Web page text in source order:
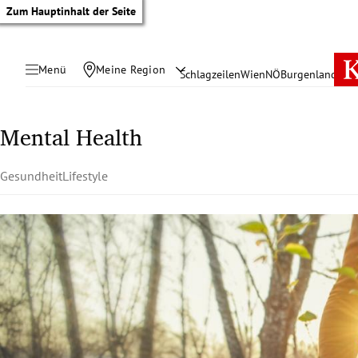
Zum Hauptinhalt der Seite
Menü Meine Region SchlagzeilenWienNÖBurgenland
Untermenü
Untermenü
Mental Health
GesundheitLifestyle